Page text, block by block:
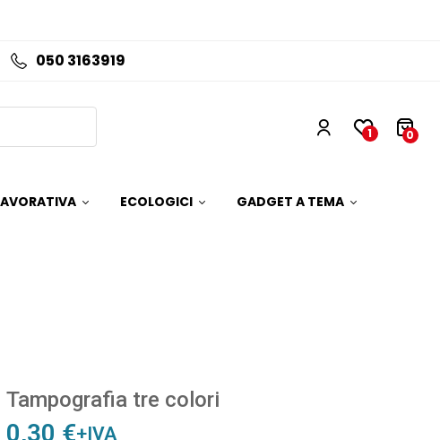
050 3163919
1 0
ECOLOGICI GADGET A TEMA
Tampografia tre colori
0,30 €+IVA